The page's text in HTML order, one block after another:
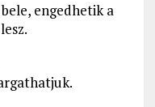
engedhetik a